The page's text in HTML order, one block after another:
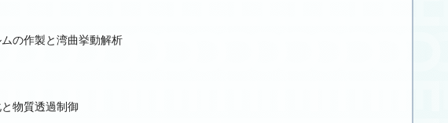
の作製と湾曲挙動解析
物質透過制御